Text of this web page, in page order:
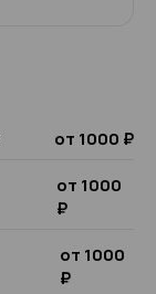
от 1000 ₽
от 1000
₽
от 1000
₽